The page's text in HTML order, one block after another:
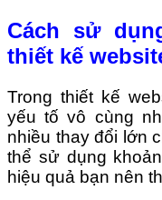
Cách sử
thiết kế
Trong thiết kế
yếu tố vô cùng
nhiều thay đổi lớn
thể sử dụng
hiệu quả bạn nên